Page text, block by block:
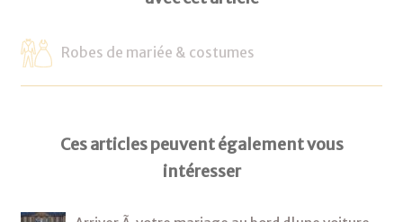
Robes de mariée & costumes
Ces articles peuvent également vous
intéresser